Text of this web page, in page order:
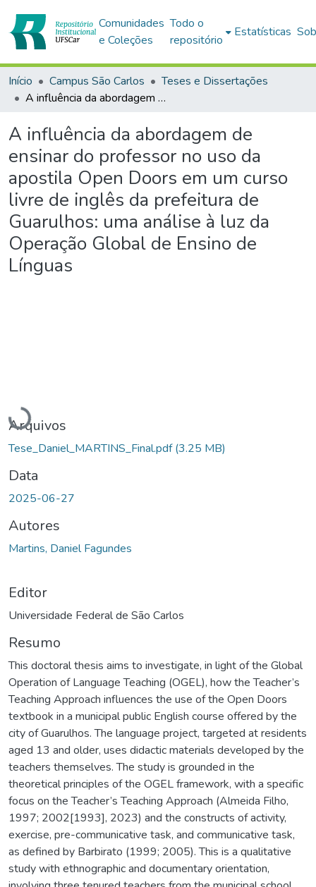
Comunidades
e Coleções
Todo o
repositório
Estatísticas
Início Campus São Carlos
Teses e Dissertações
A influência da abordagem de ensinar do professor no uso da apostila Open Doors em um curso livre de inglês da prefeitura de Guarulhos: uma análise à luz da Operação Global de Ensino de Línguas
A influência da abordagem de
ensinar do professor no uso da
apostila Open Doors em um curso
livre de inglês da prefeitura de
Guarulhos: uma análise à luz da
Operação Global de Ensino de
Línguas
Carregando...
Arquivos
Tese_Daniel_MARTINS_Final.pdf(3.25 MB)
Data
2025-06-27
Autores
Martins, Daniel Fagundes
Editor
Universidade Federal de São Carlos
Resumo
This doctoral thesis aims to investigate, in light of the Global
Operation of Language Teaching (OGEL), how the Teacher’s
Teaching Approach influences the use of the Open Doors
textbook in a municipal public English course offered by the
city of Guarulhos. The language project, targeted at residents
aged 13 and older, uses didactic materials developed by the
teachers themselves. The study is grounded in the
theoretical principles of the OGEL framework, with a specific
focus on the Teacher’s Teaching Approach (Almeida Filho,
1997; 2002[1993], 2023) and the constructs of activity,
exercise, pre-communicative task, and communicative task,
as defined by Barbirato (1999; 2005). This is a qualitative
study with ethnographic and documentary orientation,